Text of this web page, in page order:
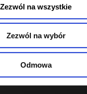
Zezwól na wszystkie
Zezwól na wybór
Odmowa
POLITYKA